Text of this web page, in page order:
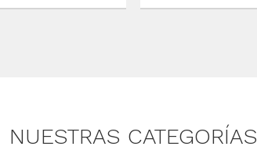
NUESTRAS CATEGORÍAS